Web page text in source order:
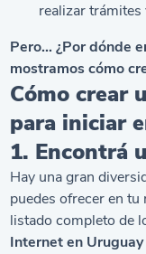
realizar trámites
Pero… ¿Por dónde
mostramos cómo
Cómo crear
para iniciar
1. Encontrá
Hay una gran
puedes ofrecer en
listado completo de
Internet en Uruguay